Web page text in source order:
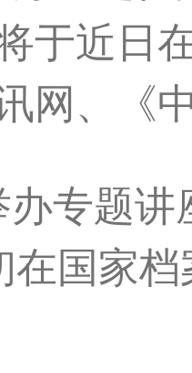
于近日
网、《
题讲座
在国家